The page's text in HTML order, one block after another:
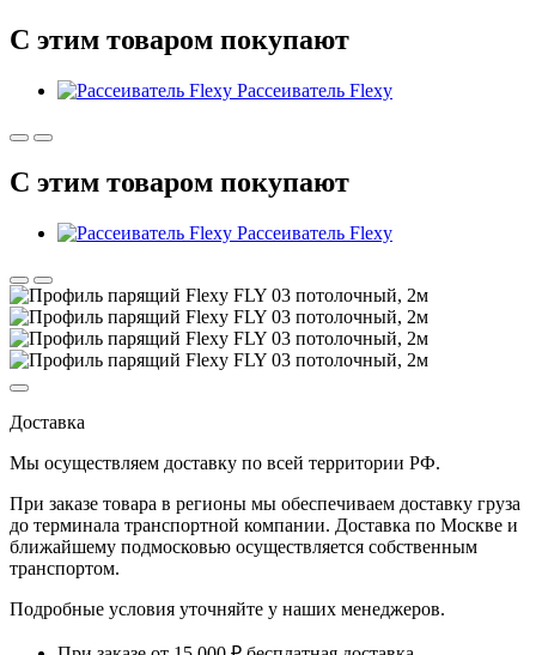
С этим товаром покупают
Рассеиватель Flexy
С этим товаром покупают
Рассеиватель Flexy
Доставка
Мы осуществляем доставку по всей территории РФ.
При заказе товара в регионы мы обеспечиваем доставку груза
до терминала транспортной компании. Доставка по Москве и
ближайшему подмосковью осуществляется собственным
транспортом.
Подробные условия уточняйте у наших менеджеров.